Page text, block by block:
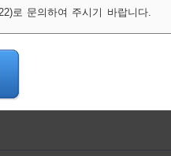
로 문의하여 주시기 바랍니다.